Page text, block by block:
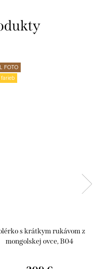
FOTO
s krátkym rukávom z
mongolskej ovce, B04